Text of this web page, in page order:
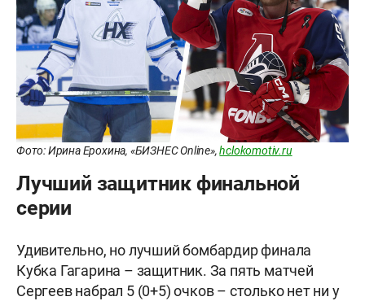
Фото: Ирина Ерохина, «БИЗНЕС Online»,hclokomotiv.ru
Лучший защитник финальной
серии
Удивительно, но лучший бомбардир финала
Кубка Гагарина – защитник. За пять матчей
Сергеев набрал 5 (0+5) очков – столько нет ни у